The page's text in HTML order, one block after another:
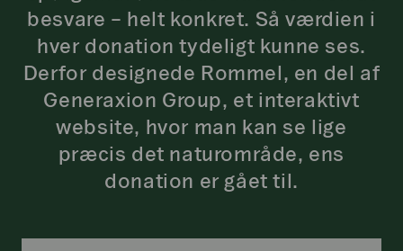
besvare – helt konkret. Så værdien i
hver donation tydeligt kunne ses.
Derfor designede Rommel, en del af
Generaxion Group, et interaktivt
website, hvor man kan se lige
præcis det naturområde, ens
donation er gået til.